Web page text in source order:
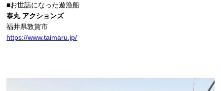
■お世話になった遊漁船
泰丸 アクションズ
福井県敦賀市
https://www.taimaru.jp/